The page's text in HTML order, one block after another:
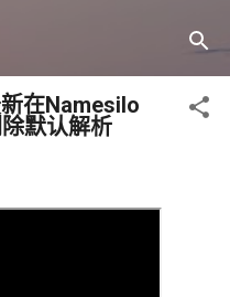
在Namesilo
默认解析